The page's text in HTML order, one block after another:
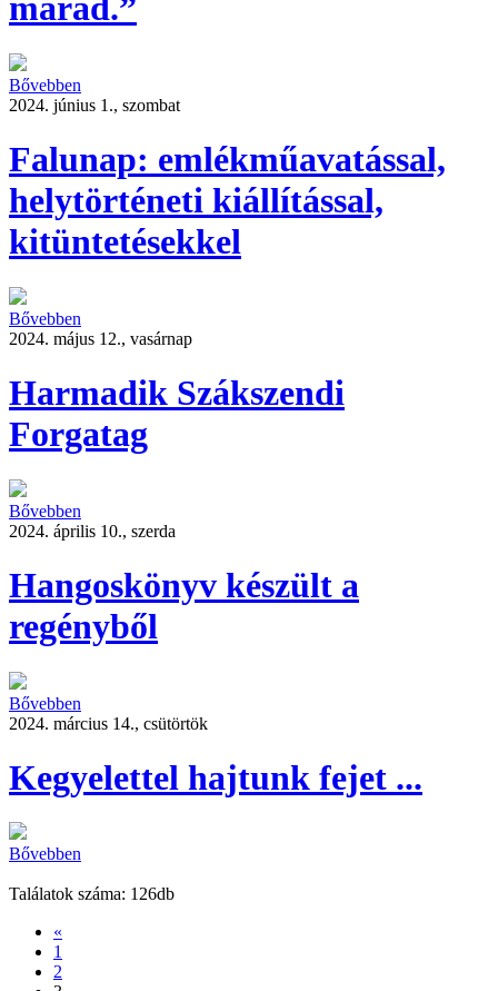
marad.”
Bővebben
2024. június 1., szombat
Falunap: emlékműavatással,
helytörténeti kiállítással,
kitüntetésekkel
Bővebben
2024. május 12., vasárnap
Harmadik Szákszendi
Forgatag
Bővebben
2024. április 10., szerda
Hangoskönyv készült a
regényből
Bővebben
2024. március 14., csütörtök
Kegyelettel hajtunk fejet ...
Bővebben
Találatok száma: 126db
«
1
2